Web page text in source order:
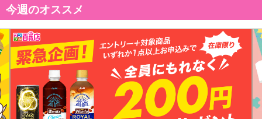
※配送形態がメール便の商品については、商品の発送完了後、配送
伝票番号がマイページに表示されない場合もございます。
【配送日時の指定について】
※配送日時の指定が可能な商品の場合、商品によってご指定できる
配送日、配送時間が異なる可能性がございます。
カート機能をご利用の場合は、配送日時指定をご利用いただけませ
ん。
今週のオススメ